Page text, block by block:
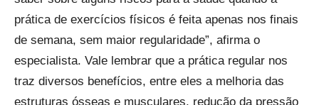
prática de exercícios físicos é feita apenas nos finais
de semana, sem maior regularidade”, afirma o
especialista. Vale lembrar que a prática regular nos
traz diversos benefícios, entre eles a melhoria das
estruturas ósseas e musculares, redução da pressão